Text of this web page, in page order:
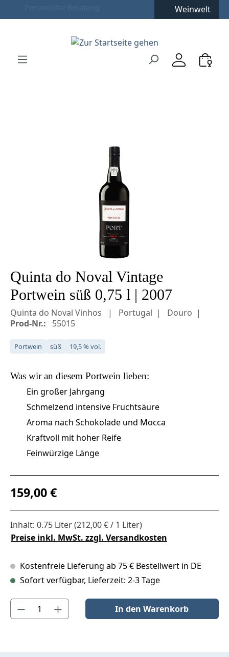
Zur Hauptnavigation springen
Weinwelt
Bildergalerie überspringen
Quinta do Noval Vintage
Portwein süß 0,75 l | 2007
Quinta do Noval Vinhos Portugal
Douro
Prod-Nr.:
55015
Portwein süß 19,5 % vol.
Was wir an diesem Portwein lieben:
Ein großer Jahrgang
Schmelzend intensive Fruchtsäure
Aroma nach Schokolade und Mocca
Kraftvoll mit hoher Reife
Feinwürzige Länge
Regulärer Preis:
159,00 €
Inhalt: 0.75 Liter(212,00 € / 1 Liter)
Preise inkl. MwSt. zzgl. Versandkosten
Kostenfreie Lieferung ab 75 € Bestellwert in DE
Sofort verfügbar, Lieferzeit: 2-3 Tage
Produkt Anzahl: Gib den gewünschten Wert ein oder benutze
In den Warenkorb